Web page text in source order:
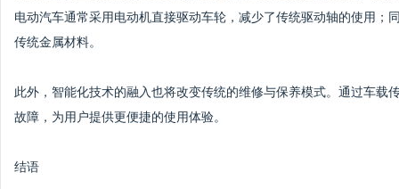
电动汽车通常采用电动机直接驱动车轮，减少了传统驱动轴的使用
传统金属材料。
此外，智能化技术的融入也将改变传统的维修与保养模式。通过车
故障，为用户提供更便捷的使用体验。
结语